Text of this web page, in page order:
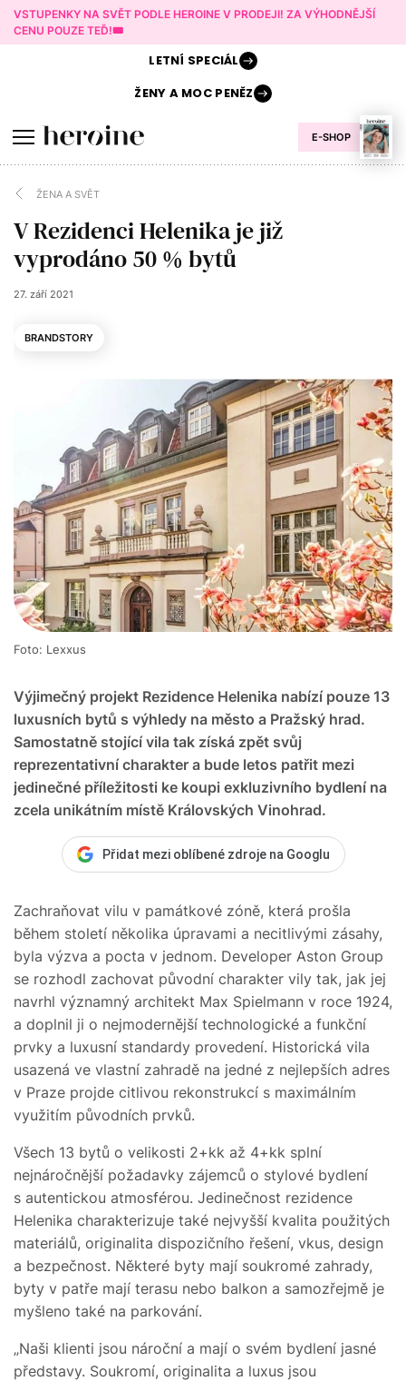
VSTUPENKY NA SVĚT PODLE HEROINE V PRODEJI! ZA VÝHODNĚJŠÍ
CENU POUZE TEĎ!🎟️
E-SHOP
LETNÍ SPECIÁL
ŽENY AMOC PENĚZ
ŽENA A SVĚT
V Rezidenci Helenika je již
vyprodáno 50 % bytů
27. září 2021
BRANDSTORY
Výjimečný projekt Rezidence Helenika nabízí pouze 13
luxusních bytů s výhledy na město a Pražský hrad.
Samostatně stojící vila tak získá zpět svůj
reprezentativní charakter a bude letos patřit mezi
jedinečné příležitosti ke koupi exkluzivního bydlení na
zcela unikátním místě Královských Vinohrad.
Foto: Lexxus
Přidat mezi oblíbené zdroje na Googlu
Zachraňovat vilu v památkové zóně, která prošla
během století několika úpravami a necitlivými zásahy,
byla výzva a pocta v jednom. Developer Aston Group
se rozhodl zachovat původní charakter vily tak, jak jej
navrhl významný architekt Max Spielmann v roce 1924,
a doplnil ji o nejmodernější technologické a funkční
prvky a luxusní standardy provedení. Historická vila
usazená ve vlastní zahradě na jedné z nejlepších adres
v Praze projde citlivou rekonstrukcí s maximálním
využitím původních prvků.
Všech 13 bytů o velikosti 2+kk až 4+kk splní
nejnáročnější požadavky zájemců o stylové bydlení
s autentickou atmosférou. Jedinečnost rezidence
Helenika charakterizuje také nejvyšší kvalita použitých
materiálů, originalita dispozičního řešení, vkus, design
a bezpečnost. Některé byty mají soukromé zahrady,
byty v patře mají terasu nebo balkon a samozřejmě je
myšleno také na parkování.
„Naši klienti jsou nároční a mají o svém bydlení jasné
představy. Soukromí, originalita a luxus jsou